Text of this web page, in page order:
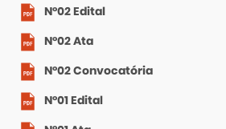
Nº02 Edital
Nº02 Ata
Nº02 Convocatória
Nº01 Edital